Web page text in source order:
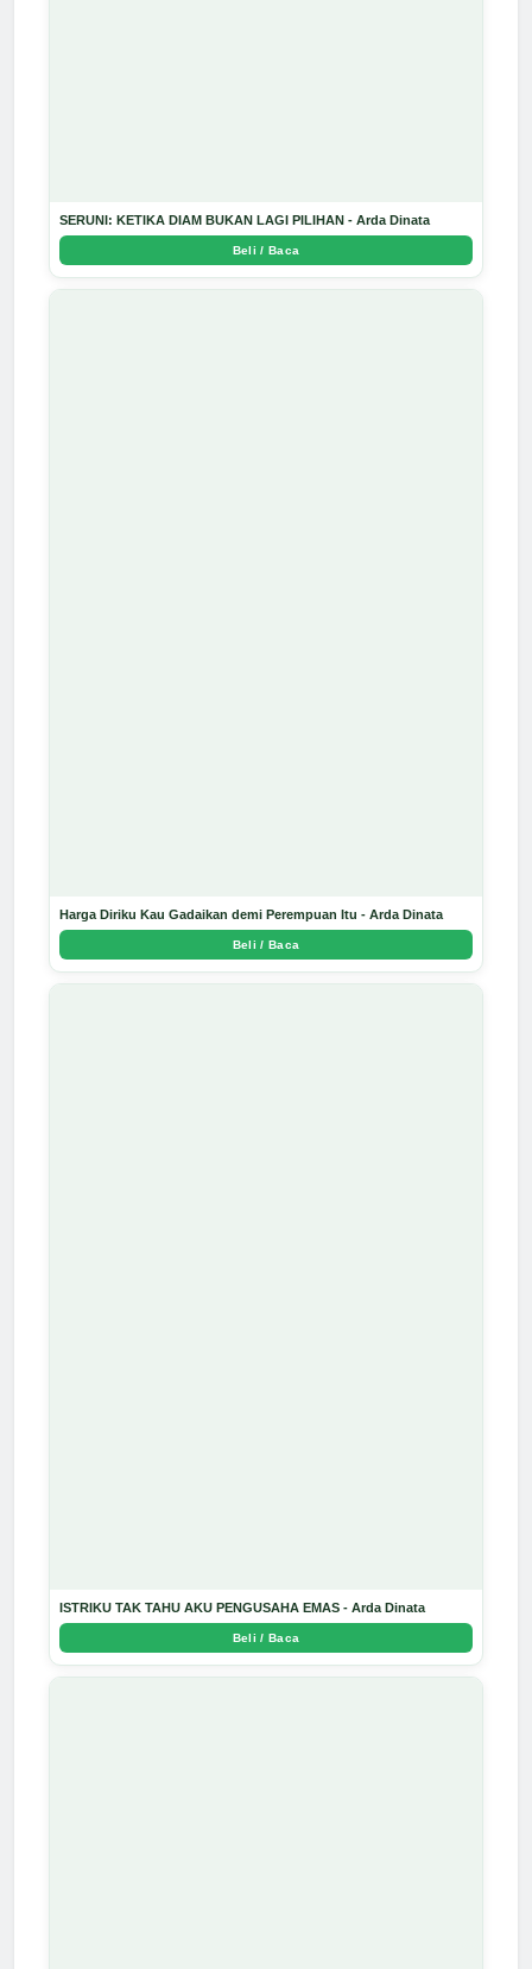
SERUNI: KETIKA DIAM BUKAN LAGI PILIHAN - Arda Dinata
Beli / Baca
Harga Diriku Kau Gadaikan demi Perempuan Itu - Arda Dinata
Beli / Baca
ISTRIKU TAK TAHU AKU PENGUSAHA EMAS - Arda Dinata
Beli / Baca